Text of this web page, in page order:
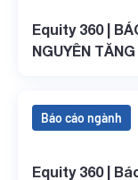
Equity 360 |
NGUYÊN
Báo cáo ngành
Equity 360 |